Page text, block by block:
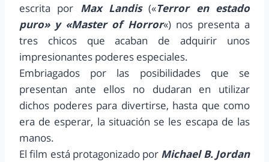
escrita por Max Landis(«Terror en estado
puro» y «Master of Horror«) nos presenta a
tres chicos que acaban de adquirir unos
impresionantes poderes especiales.
Embriagados por las posibilidades que se
presentan ante ellos no dudaran en utilizar
dichos poderes para divertirse, hasta que como
era de esperar, la situación se les escapa de las
manos.
El film está protagonizado por Michael B. Jordan